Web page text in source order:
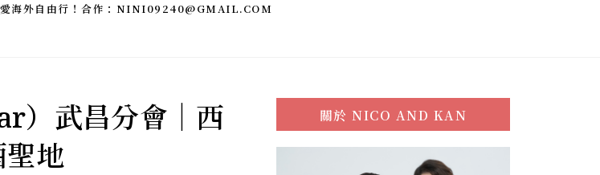
海外自由行！合作： NINI09240@GMAIL.COM
）武昌分會｜西
地
關於NICO AND KAN